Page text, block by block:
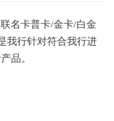
名卡普卡/金卡/白金
我行针对符合我行进
品。